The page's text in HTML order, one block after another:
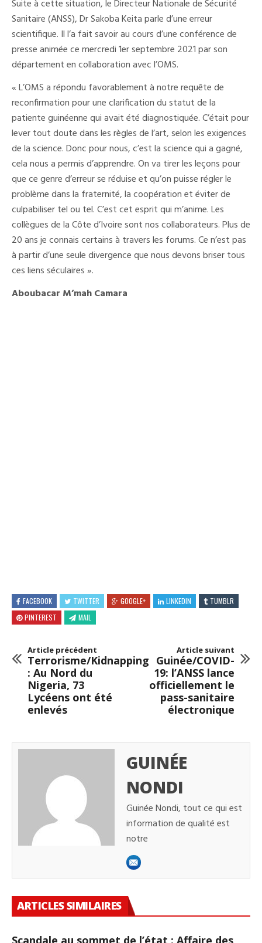
Suite à cette situation, le Directeur Nationale de Sécurité
Sanitaire (ANSS), Dr Sakoba Keita parle d’une erreur
scientifique. Il l’a fait savoir au cours d’une conférence de
presse animée ce mercredi 1er septembre 2021 par son
département en collaboration avec l’OMS.
« L’OMS a répondu favorablement à notre requête de
reconfirmation pour une clarification du statut de la
patiente guinéenne qui avait été diagnostiquée. C’était pour
lever tout doute dans les règles de l’art, selon les exigences
de la science. Donc pour nous, c’est la science qui a gagné,
cela nous a permis d’apprendre. On va tirer les leçons pour
que ce genre d’erreur se réduise et qu’on puisse régler le
problème dans la fraternité, la coopération et éviter de
culpabiliser tel ou tel. C’est cet esprit qui m’anime. Les
collègues de la Côte d’Ivoire sont nos collaborateurs. Plus de
20 ans je connais certains à travers les forums. Ce n’est pas
à partir d’une seule divergence que nous devons briser tous
ces liens séculaires ».
Aboubacar M’mah Camara
FACEBOOK TWITTER GOOGLE+ LINKEDIN
TUMBLR
PINTEREST
MAIL
Article précédent
Terrorisme/Kidnapping
: Au Nord du
Nigeria, 73
Lycéens ont été
enlevés
Article suivant
Guinée/COVID-
19: l’ANSS lance
officiellement le
pass-sanitaire
électronique
GUINÉE
NONDI
Guinée Nondi, tout ce qui est
information de qualité est
notre
ARTICLES SIMILAIRES
Scandale au sommet de l’état : Affaire des